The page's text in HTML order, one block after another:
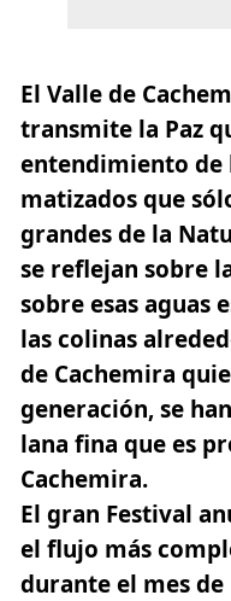
El Valle de
transmite la Paz
entendimiento de
matizados que
grandes de la
se reflejan sobre
sobre esas aguas
las colinas
de Cachemira
generación, se
lana fina que es
Cachemira.
El gran Festival
el flujo más
durante el mes